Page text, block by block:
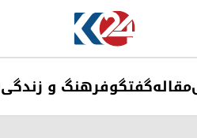
مقالهگفتگوفرهنگ و زندگی